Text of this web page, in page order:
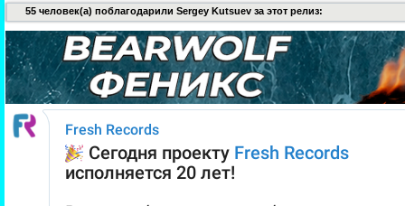
55 человек(а) поблагодарили Sergey Kutsuev за этот релиз: